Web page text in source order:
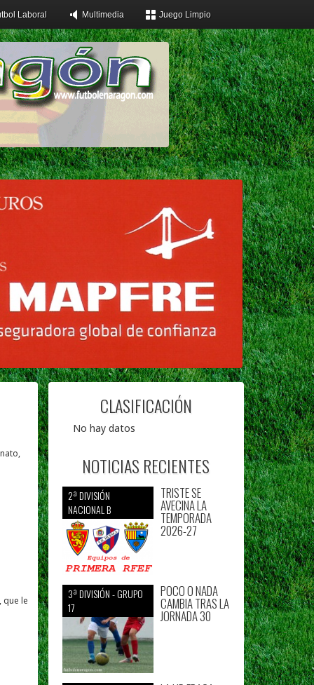
Laboral Multimedia Juego Limpio
que le
CLASIFICACIÓN
No hay datos
NOTICIAS RECIENTES
2ª DIVISIÓN
NACIONAL B
TRISTE SE
AVECINA LA
TEMPORADA
2026-27
3ª DIVISIÓN - GRUPO
17
POCO O NADA
CAMBIA TRAS LA
JORNADA 30